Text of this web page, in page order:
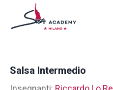
Salsa Intermedio